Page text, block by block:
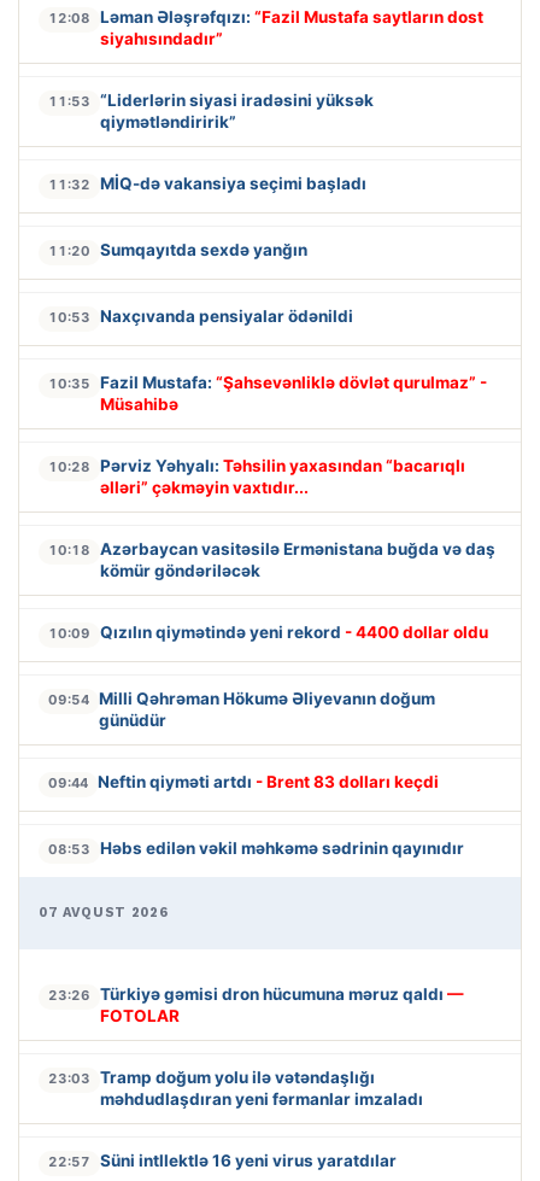
12:08 Ləman Ələşrəfqızı: “Fazil Mustafa saytların dost
siyahısındadır”
11:53
“Liderlərin siyasi iradəsini yüksək
qiymətləndiririk”
11:32 MİQ-də vakansiya seçimi başladı
11:20 Sumqayıtda sexdə yanğın
10:53 Naxçıvanda pensiyalar ödənildi
10:35 Fazil Mustafa: “Şahsevənliklə dövlət qurulmaz” -
Müsahibə
10:28 Pərviz Yəhyalı: Təhsilin yaxasından “bacarıqlı
əlləri” çəkməyin vaxtıdır...
10:18
Azərbaycan vasitəsilə Ermənistana buğda və daş
kömür göndəriləcək
10:09 Qızılın qiymətində yeni rekord - 4400 dollar oldu
09:54 Milli Qəhrəman Hökumə Əliyevanın doğum
günüdür
09:44 Neftin qiyməti artdı - Brent 83 dolları keçdi
08:53 Həbs edilən vəkil məhkəmə sədrinin qayınıdır
07 AVQUST 2026
23:26 Türkiyə gəmisi dron hücumuna məruz qaldı —
FOTOLAR
23:03
Tramp doğum yolu ilə vətəndaşlığı
məhdudlaşdıran yeni fərmanlar imzaladı
22:57 Süni intllektlə 16 yeni virus yaratdılar